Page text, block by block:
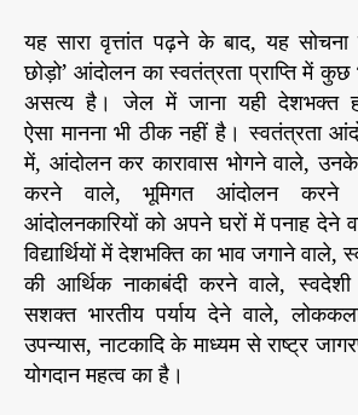
यह सारा वृत्तांत पढ़ने के बाद, यह
छोड़ो’ आंदोलन का स्वतंत्रता प्राप्ति में कुछ
असत्य है। जेल में जाना यही देशभक्त
ऐसा मानना भी ठीक नहीं है। स्वतंत्रता
में, आंदोलन कर कारावास भोगने वाले, उनके
करने वाले, भूमिगत आंदोलन करने
आंदोलनकारियों को अपने घरों में पनाह देने
विद्यार्थियों में देशभक्ति का भाव जगाने वाले,
की आर्थिक नाकाबंदी करने वाले,
सशक्त भारतीय पर्याय देने वाले,
उपन्यास, नाटकादि के माध्यम से राष्ट्र
योगदान महत्व का है।